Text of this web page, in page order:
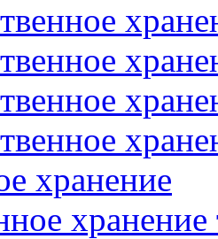
хранение
хранение